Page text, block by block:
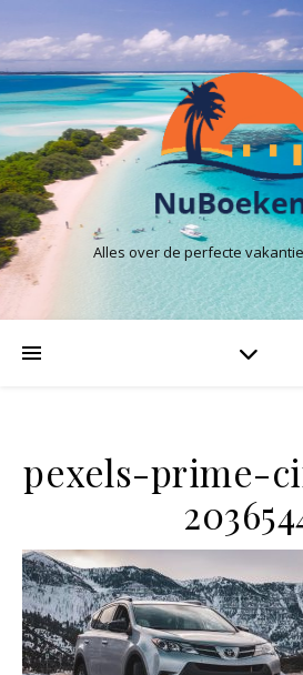
Alles over de perfecte
pexels-prime-